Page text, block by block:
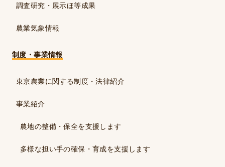
調査研究・展示ほ等成果
農業気象情報
制度・事業情報
東京農業に関する制度・法律紹介
事業紹介
農地の整備・保全を支援します
多様な担い手の確保・育成を支援します